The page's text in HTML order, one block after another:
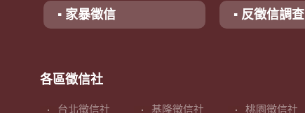
▪ 家暴徵信 ▪ 反徵信調查
各區徵信社
台北徵信社 基隆徵信社 桃園徵信社